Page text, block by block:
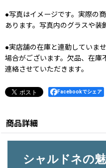
●写真はイメージです。実際の
あります。写真内のグラスや装
●実店舗の在庫と連動していま
場合がございます。欠品、在庫
連絡させていただきます。
Facebookでシェア
商品詳細
シャルドネの